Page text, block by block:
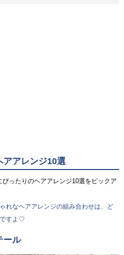
アレンジ10選
ったりのヘアアレンジ10選をピックア
れなヘアアレンジの組み合わせは、ど
すよ♡
ール